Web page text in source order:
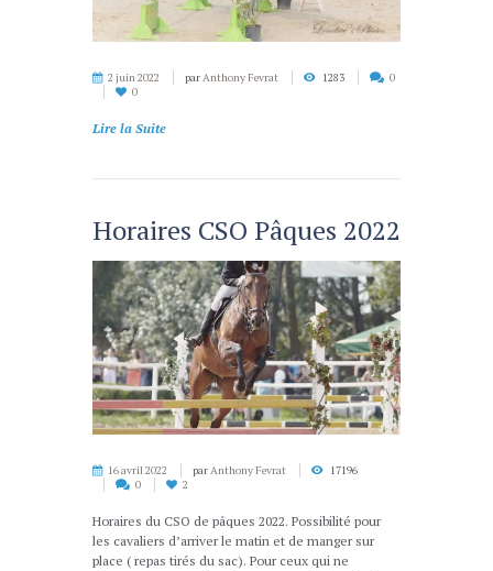
2 juin 2022 parAnthony Fevrat 1283
0
0
Lire la Suite
Horaires CSO Pâques 2022
16 avril 2022 parAnthony Fevrat
17196
0
2
Horaires du CSO de pâques 2022. Possibilité pour
les cavaliers d’arriver le matin et de manger sur
place ( repas tirés du sac). Pour ceux qui ne